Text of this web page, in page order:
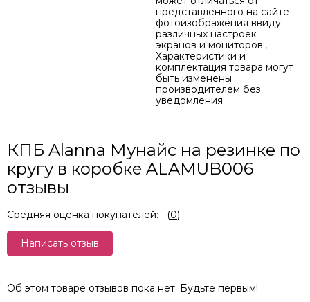
представленного на сайте
фотоизображения ввиду
различных настроек
экранов и мониторов.,
Характеристики и
комплектация товара могут
быть изменены
производителем без
уведомления.
КПБ Alanna Мунайс на резинке по
кругу в коробке ALAMUB006
отзывы
Средняя оценка покупателей: (0)
Написать отзыв
Об этом товаре отзывов пока нет. Будьте первым!